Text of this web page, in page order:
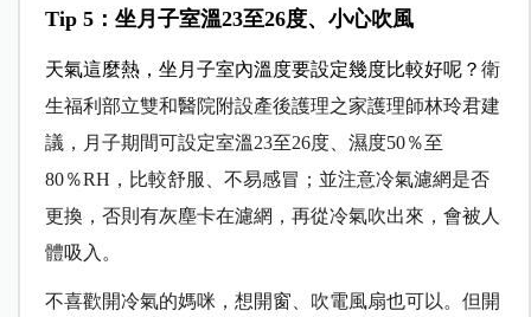
Tip 5：坐月子室溫23至26度、小心吹風
天氣這麼熱，坐月子室內溫度要設定幾度比較好呢？ 衛
生福利部立雙和醫院附設產後護理之家護理師林玲君建
議，月子期間可設定室溫23至26度、濕度50％至
80％RH，比較舒服、不易感冒；並注意冷氣濾網是否
更換，否則有灰塵卡在濾網，再從冷氣吹出來，會被人
體吸入。
不喜歡開冷氣的媽咪，想開窗、吹電風扇也可以。但開